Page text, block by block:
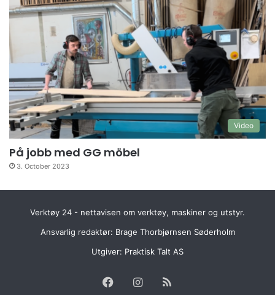
Video
På jobb med GG möbel
3. October 2023
Verktøy 24 - nettavisen om verktøy, maskiner og utstyr.
Ansvarlig redaktør: Brage Thorbjørnsen Søderholm
Utgiver: Praktisk Talt AS
FacebookInstagram
RSS